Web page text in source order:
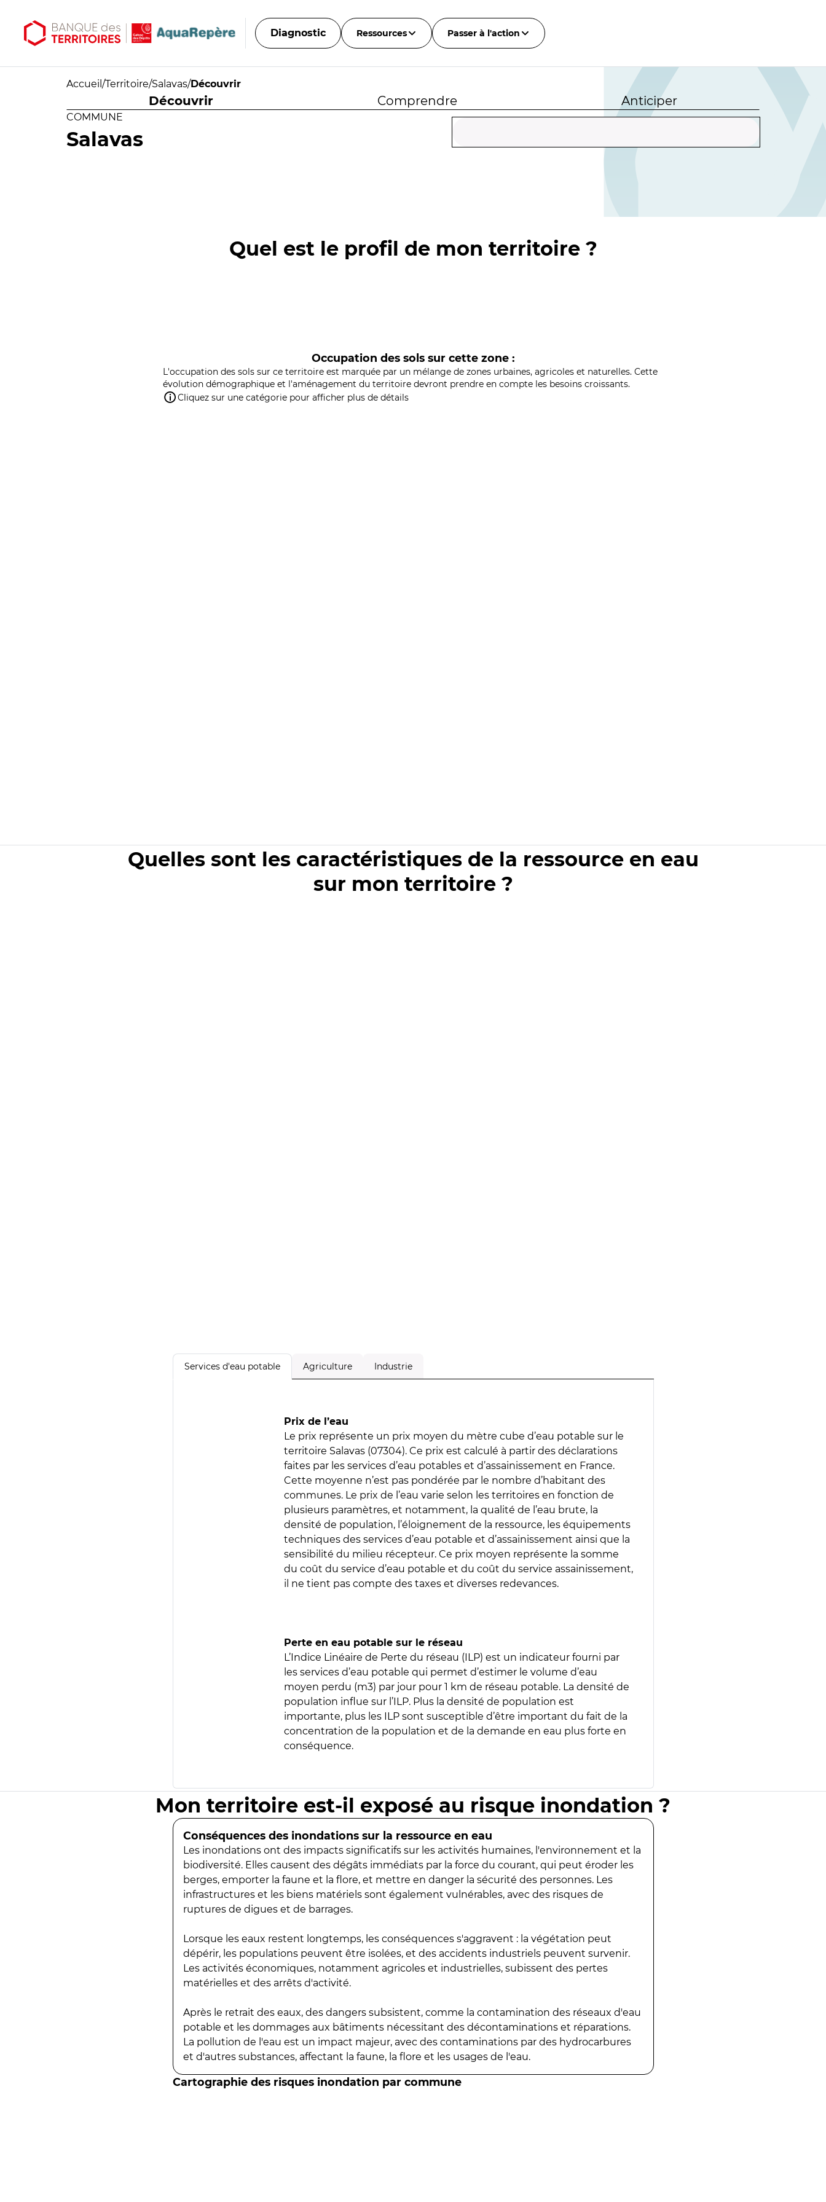
Diagnostic Ressources Passer à l'action
Accueil /Territoire/Salavas/Découvrir
Découvrir Comprendre Anticiper
COMMUNE
Salavas
Quel est le profil de mon territoire ?
Occupation des sols sur cette zone :
L'occupation des sols sur ce territoire est marquée par un mélange de zones urbaines, agricoles et naturelles. Cette
évolution démographique et l'aménagement du territoire devront prendre en compte les besoins croissants.
Cliquez sur une catégorie pour afficher plus de détails
Quelles sont les caractéristiques de la ressource en eau
sur mon territoire ?
Services d'eau potable Agriculture Industrie
Prix de l’eau
Le prix représente un prix moyen du mètre cube d’eau potable sur le
territoire Salavas (07304). Ce prix est calculé à partir des déclarations
faites par les services d’eau potables et d’assainissement en France.
Cette moyenne n’est pas pondérée par le nombre d’habitant des
communes. Le prix de l’eau varie selon les territoires en fonction de
plusieurs paramètres, et notamment, la qualité de l’eau brute, la
densité de population, l’éloignement de la ressource, les équipements
techniques des services d’eau potable et d’assainissement ainsi que la
sensibilité du milieu récepteur. Ce prix moyen représente la somme
du coût du service d’eau potable et du coût du service assainissement,
il ne tient pas compte des taxes et diverses redevances.
Perte en eau potable sur le réseau
L’Indice Linéaire de Perte du réseau (ILP) est un indicateur fourni par
les services d’eau potable qui permet d’estimer le volume d’eau
moyen perdu (m3) par jour pour 1 km de réseau potable. La densité de
population influe sur l’ILP. Plus la densité de population est
importante, plus les ILP sont susceptible d’être important du fait de la
concentration de la population et de la demande en eau plus forte en
conséquence.
Mon territoire est-il exposé au risque inondation ?
Conséquences des inondations sur la ressource en eau
Les inondations ont des impacts significatifs sur les activités humaines, l'environnement et la
biodiversité. Elles causent des dégâts immédiats par la force du courant, qui peut éroder les
berges, emporter la faune et la flore, et mettre en danger la sécurité des personnes. Les
infrastructures et les biens matériels sont également vulnérables, avec des risques de
ruptures de digues et de barrages.
Lorsque les eaux restent longtemps, les conséquences s'aggravent : la végétation peut
dépérir, les populations peuvent être isolées, et des accidents industriels peuvent survenir.
Les activités économiques, notamment agricoles et industrielles, subissent des pertes
matérielles et des arrêts d'activité.
Après le retrait des eaux, des dangers subsistent, comme la contamination des réseaux d'eau
potable et les dommages aux bâtiments nécessitant des décontaminations et réparations.
La pollution de l'eau est un impact majeur, avec des contaminations par des hydrocarbures
et d'autres substances, affectant la faune, la flore et les usages de l'eau.
Cartographie des risques inondation par commune